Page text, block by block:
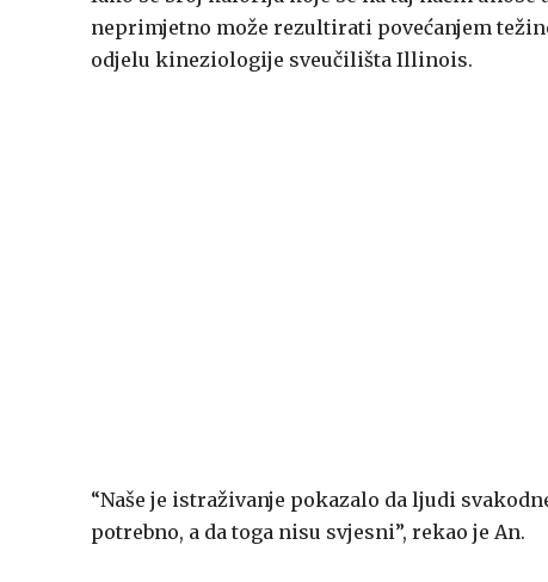
neprimjetno može rezultirati povećanjem
odjelu kineziologije sveučilišta Illinois.
“Naše je istraživanje pokazalo da ljudi
potrebno, a da toga nisu svjesni”, rekao je An.